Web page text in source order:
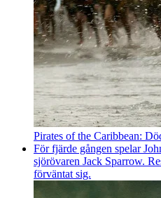
Pirates of the Caribbean:
För fjärde gången spelar
sjörövaren Jack Sparrow.
förväntat sig.